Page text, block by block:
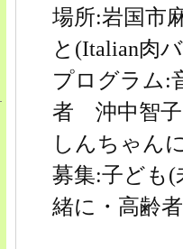
場所:岩国市
と(Italian肉
プログラム:
者 沖中智
しんちゃん
募集:子ども(
緒に・高齢者